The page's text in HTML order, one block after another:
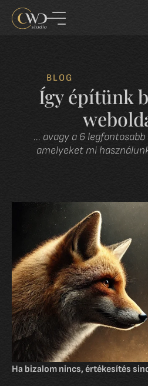
BLOG
Így építünk
... avagy a 6
amelyeket mi
Ha bizalom nincs, értékesítés